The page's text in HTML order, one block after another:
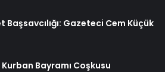
Gazeteci Cem Küçük
Bayramı Coşkusu